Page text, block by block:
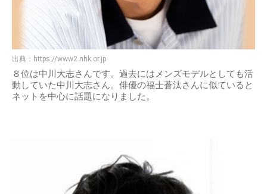
出典： https://www2.nhk.or.jp
８位は中川大志さんです。過去にはメンズモデルとしても活
動していた中川大志さん。俳優の福士蒼汰さんに似ていると
ネットを中心に話題になりました。